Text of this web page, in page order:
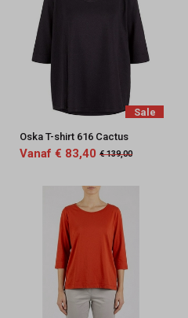
Sale
Oska T-shirt 616 Cactus
Vanaf € 83,40 € 139,00